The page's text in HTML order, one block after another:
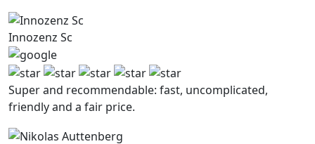
Innozenz Sc
Super and recommendable: fast, uncomplicated,
friendly and a fair price.